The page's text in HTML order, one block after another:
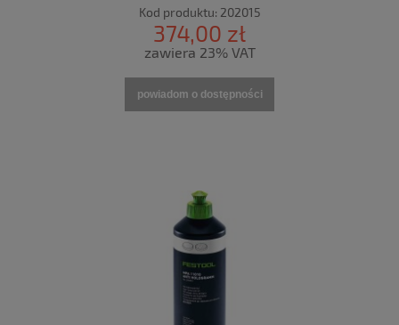
Kod produktu: 202015
374,00 zł
zawiera 23% VAT
powiadom o dostępności